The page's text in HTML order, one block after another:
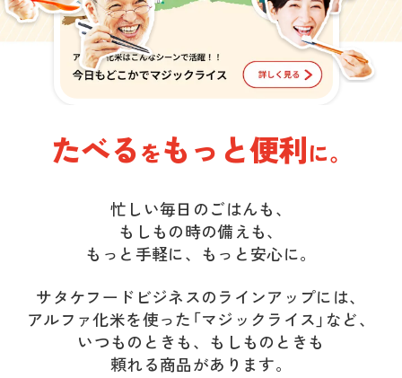
たべるをもっと便利に。
忙しい毎日のごはんも、
もしもの時の備えも、
もっと手軽に、もっと安心に。
サタケフードビジネスのラインアップには、
アルファ化米を使った「マジックライス」など、
いつものときも、もしものときも
頼れる商品があります。